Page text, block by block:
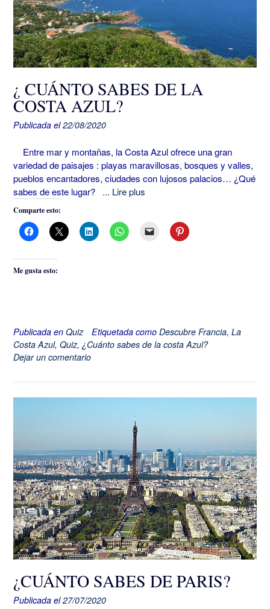
¿ CUÁNTO SABES DE LA
COSTA AZUL?
Publicada el22/08/2020
Entre mar y montañas, la Costa Azul ofrece una gran
variedad de paisajes : playas maravillosas, bosques y valles,
pueblos encantadores, ciudades con lujosos palacios… ¿Qué
sabes de este lugar? ... Lire plus
Comparte esto:
Me gusta esto:
Publicada en Quiz Etiquetada como Descubre Francia, La
Costa Azul, Quiz, ¿Cuánto sabes de la costa Azul?
Dejar un comentario
¿CUÁNTO SABES DE PARIS?
Publicada el27/07/2020